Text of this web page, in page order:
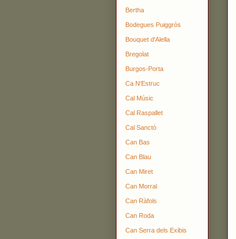
Bertha
Bodegues Puiggròs
Bouquet d'Alella
Bregolat
Burgos-Porta
Ca N'Estruc
Cal Músic
Cal Raspallet
Cal Sanctó
Can Bas
Can Blau
Can Miret
Can Morral
Can Ràfols
Can Roda
Can Serra dels Exibis